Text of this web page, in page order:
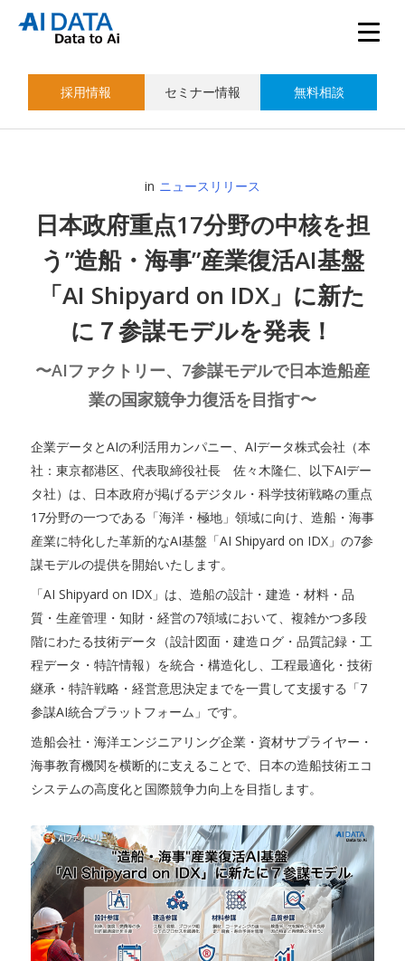
採用情報 セミナー情報 無料相談
in ニュースリリース
日本政府重点17分野の中核を担
う”造船・海事”産業復活AI基盤
「AI Shipyard on IDX」に新た
に７参謀モデルを発表！
〜AIファクトリー、7参謀モデルで日本造船産
業の国家競争力復活を目指す〜
企業データとAIの利活用カンパニー、AIデータ株式会社（本
社：東京都港区、代表取締役社長 佐々木隆仁、以下AIデー
タ社）は、日本政府が掲げるデジタル・科学技術戦略の重点
17分野の一つである「海洋・極地」領域に向け、造船・海事
産業に特化した革新的なAI基盤「AI Shipyard on IDX」の7参
謀モデルの提供を開始いたします。
「AI Shipyard on IDX」は、造船の設計・建造・材料・品
質・生産管理・知財・経営の7領域において、複雑かつ多段
階にわたる技術データ（設計図面・建造ログ・品質記録・工
程データ・特許情報）を統合・構造化し、工程最適化・技術
継承・特許戦略・経営意思決定までを一貫して支援する「7
参謀AI統合プラットフォーム」です。
造船会社・海洋エンジニアリング企業・資材サプライヤー・
海事教育機関を横断的に支えることで、日本の造船技術エコ
システムの高度化と国際競争力向上を目指します。